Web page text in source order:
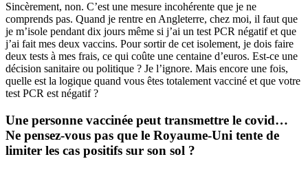
Sincèrement, non. C’est une mesure incohérente que je ne
comprends pas. Quand je rentre en Angleterre, chez moi, il faut que
je m’isole pendant dix jours même si j’ai un test PCR négatif et que
j’ai fait mes deux vaccins. Pour sortir de cet isolement, je dois faire
deux tests à mes frais, ce qui coûte une centaine d’euros. Est-ce une
décision sanitaire ou politique ? Je l’ignore. Mais encore une fois,
quelle est la logique quand vous êtes totalement vacciné et que votre
test PCR est négatif ?
Une personne vaccinée peut transmettre le covid…
Ne pensez-vous pas que le Royaume-Uni tente de
limiter les cas positifs sur son sol ?